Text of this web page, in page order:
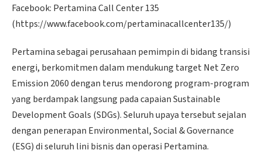
Facebook: Pertamina Call Center 135
(https://www.facebook.com/pertaminacallcenter135/)
Pertamina sebagai perusahaan pemimpin di bidang transisi
energi, berkomitmen dalam mendukung target Net Zero
Emission 2060 dengan terus mendorong program-program
yang berdampak langsung pada capaian Sustainable
Development Goals (SDGs). Seluruh upaya tersebut sejalan
dengan penerapan Environmental, Social & Governance
(ESG) di seluruh lini bisnis dan operasi Pertamina.